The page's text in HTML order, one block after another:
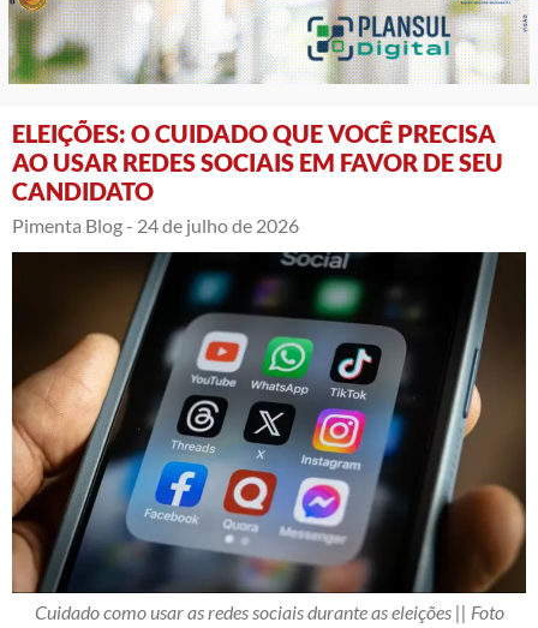
ELEIÇÕES: O CUIDADO QUE VOCÊ PRECISA
AO USAR REDES SOCIAIS EM FAVOR DE SEU
CANDIDATO
Pimenta Blog - 24 de julho de 2026
Cuidado como usar as redes sociais durante as eleições || Foto